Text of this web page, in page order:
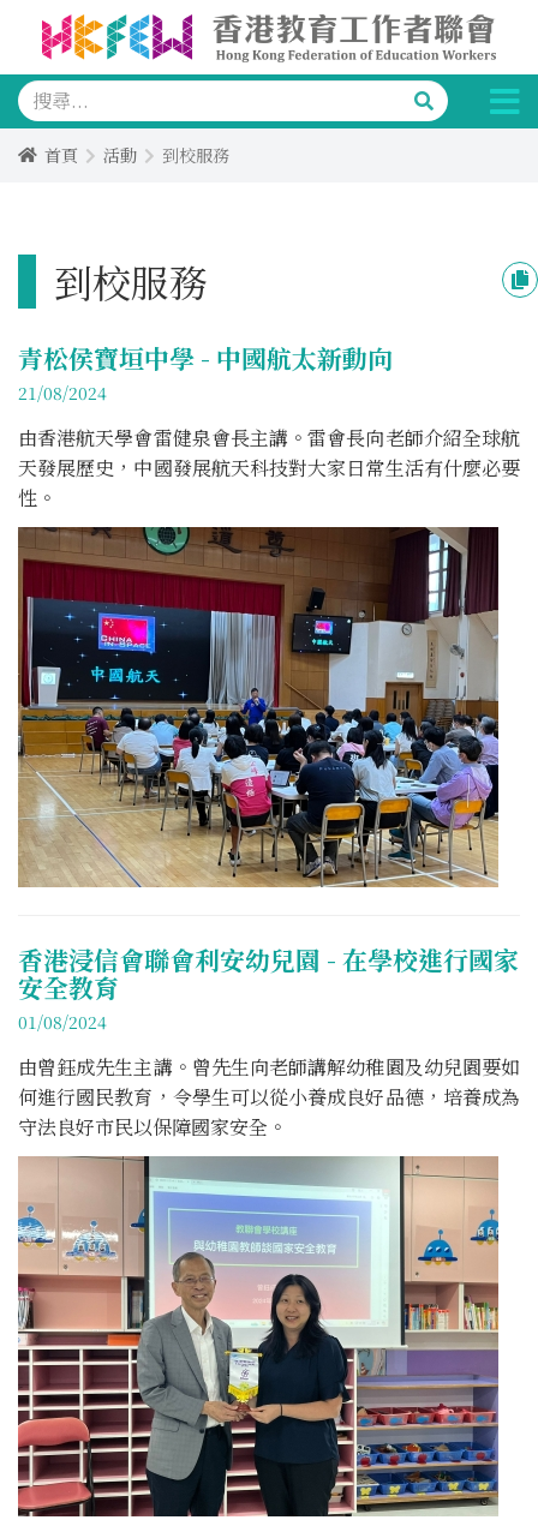
首頁 活動 到校服務
到校服務
青松侯寶垣中學 - 中國航太新動向
21/08/2024
由香港航天學會雷健泉會長主講。雷會長向老師介紹全球航
天發展歷史，中國發展航天科技對大家日常生活有什麼必要
性。
香港浸信會聯會利安幼兒園 - 在學校進行國家
安全教育
01/08/2024
由曾鈺成先生主講。曾先生向老師講解幼稚園及幼兒園要如
何進行國民教育，令學生可以從小養成良好品德，培養成為
守法良好市民以保障國家安全。